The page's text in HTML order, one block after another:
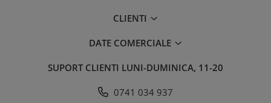
CLIENTI
DATE COMERCIALE
SUPORT CLIENTI LUNI-DUMINICA, 11-20
0741 034 937